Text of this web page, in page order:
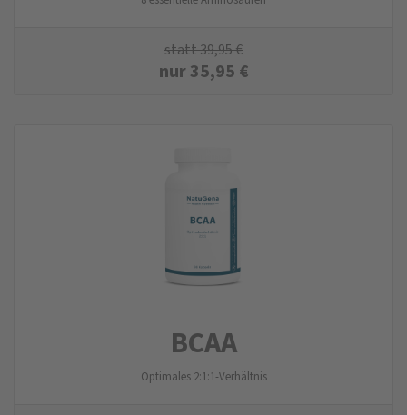
statt39,95€
nur35,95 €
BCAA
Optimales 2:1:1-Verhältnis